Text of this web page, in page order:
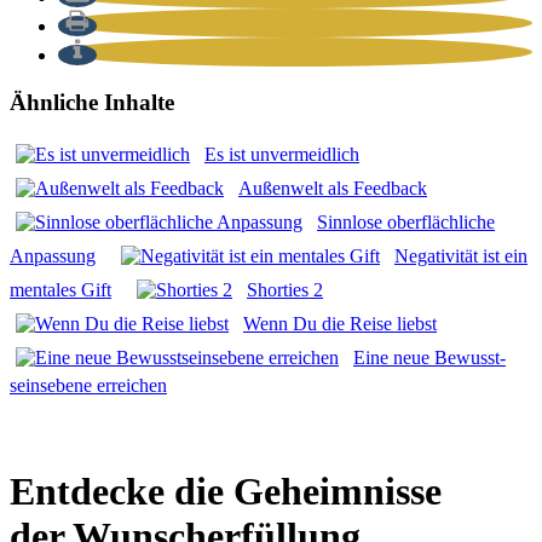
Ähnliche Inhalte
Es ist unver­meid­lich
Außen­welt als Feed­back
Sinn­lo­se ober­fläch­li­che
Anpas­sung
Nega­ti­vi­tät ist ein
men­ta­les Gift
Shor­ties 2
Wenn Du die Rei­se liebst
Eine neue Bewusst­
seins­ebe­ne errei­chen
Entdecke die Geheimnisse